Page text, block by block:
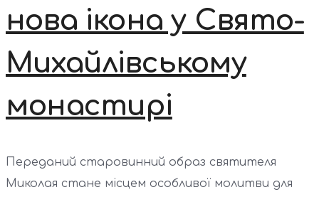
нова ікона у Свято-
Михайлівському
монастирі
Переданий старовинний образ святителя
Миколая стане місцем особливої молитви для